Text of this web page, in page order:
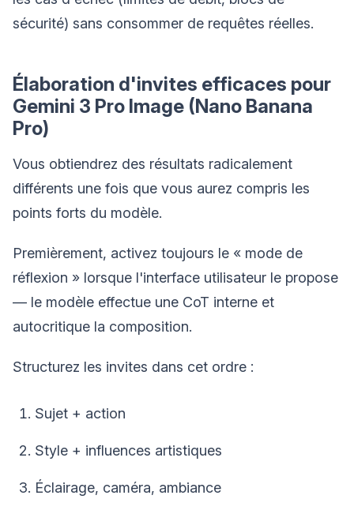
sécurité) sans consommer de requêtes réelles.
Élaboration d'invites efficaces pour
Gemini 3 Pro Image (Nano Banana
Pro)
Vous obtiendrez des résultats radicalement
différents une fois que vous aurez compris les
points forts du modèle.
Premièrement, activez toujours le « mode de
réflexion » lorsque l'interface utilisateur le propose
— le modèle effectue une CoT interne et
autocritique la composition.
Structurez les invites dans cet ordre :
Sujet + action
Style + influences artistiques
Éclairage, caméra, ambiance